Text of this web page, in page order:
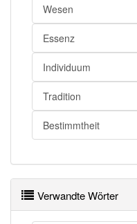
Wesenheit
Wesenheit
Wesenheit openthesaurus
Wesen
Essenz
Individuum
Tradition
Bestimmtheit
Verwandte Wörter